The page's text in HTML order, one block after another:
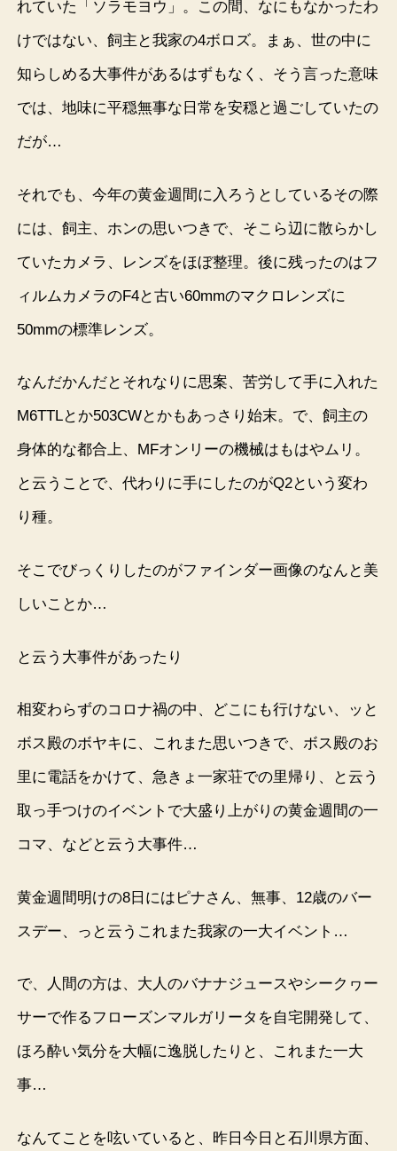
れていた「ソラモヨウ」。この間、なにもなかったわ
けではない、飼主と我家の4ボロズ。まぁ、世の中に
知らしめる大事件があるはずもなく、そう言った意味
では、地味に平穏無事な日常を安穏と過ごしていたの
だが…
それでも、今年の黄金週間に入ろうとしているその際
には、飼主、ホンの思いつきで、そこら辺に散らかし
ていたカメラ、レンズをほぼ整理。後に残ったのはフ
ィルムカメラのF4と古い60mmのマクロレンズに
50mmの標準レンズ。
なんだかんだとそれなりに思案、苦労して手に入れた
M6TTLとか503CWとかもあっさり始末。で、飼主の
身体的な都合上、MFオンリーの機械はもはやムリ。
と云うことで、代わりに手にしたのがQ2という変わ
り種。
そこでびっくりしたのがファインダー画像のなんと美
しいことか…
と云う大事件があったり
相変わらずのコロナ禍の中、どこにも行けない、ッと
ボス殿のボヤキに、これまた思いつきで、ボス殿のお
里に電話をかけて、急きょ一家荘での里帰り、と云う
取っ手つけのイベントで大盛り上がりの黄金週間の一
コマ、などと云う大事件…
黄金週間明けの8日にはピナさん、無事、12歳のバー
スデー、っと云うこれまた我家の一大イベント…
で、人間の方は、大人のバナナジュースやシークヮー
サーで作るフローズンマルガリータを自宅開発して、
ほろ酔い気分を大幅に逸脱したりと、これまた一大
事…
なんてことを呟いていると、昨日今日と石川県方面、